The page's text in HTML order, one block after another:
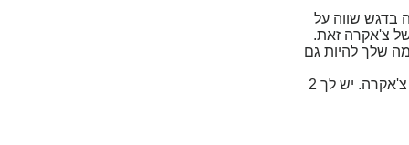
בדגש שווה על
צ'אקרה זאת.
שלך להיות גם
לאחר הצ'אקרה השביעית אתה תשמע 3 צלצולים. תן לנשימה שלך להתחיל לרדת למטה במורד דרך כל צ'אקרה. יש לך 2